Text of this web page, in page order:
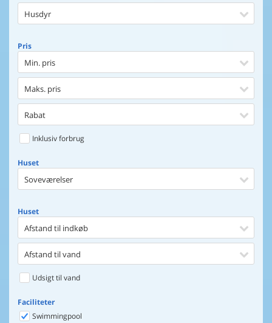
Husdyr
Pris
Min. pris
Maks. pris
Rabat
Inklusiv forbrug
Huset
Soveværelser
Huset
Afstand til indkøb
Afstand til vand
Udsigt til vand
Faciliteter
Swimmingpool